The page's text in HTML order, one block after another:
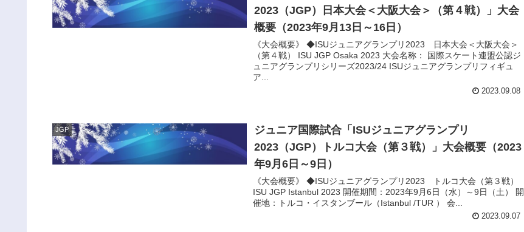
2023（JGP）日本大会＜大阪大会＞（第４戦）」大会
概要（2023年9月13日～16日）
《大会概要》 ◆ISUジュニアグランプリ2023 日本大会＜大阪大会＞
（第４戦） ISU JGP Osaka 2023 大会名称： 国際スケート連盟公認ジ
ュニアグランプリシリーズ2023/24 ISUジュニアグランプリフィギュ
ア...
2023.09.08
JGP
ジュニア国際試合「ISUジュニアグランプリ
2023（JGP）トルコ大会（第３戦）」大会概要（2023
年9月6日～9日）
《大会概要》 ◆ISUジュニアグランプリ2023 トルコ大会（第３戦）
ISU JGP Istanbul 2023 開催期間：2023年9月6日（水）～9日（土） 開
催地：トルコ・イスタンブール（Istanbul /TUR ） 会...
2023.09.07